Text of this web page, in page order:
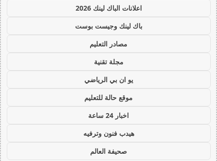
اعلانات الباك لينك 2026
باك لينك وجيست بوست
مصادر التعليم
مجلة تقنية
يو ان بي الرياضي
موقع حالة للتعليم
اخبار 24 ساعة
هيدب فنون وترفيه
صحيفة العالم